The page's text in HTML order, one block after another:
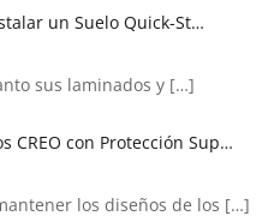
un Suelo Quick-St…
sus laminados y […]
CREO con Protección Sup…
los diseños de los […]